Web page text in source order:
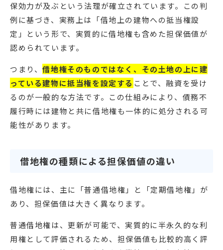
保効力が及ぶという法理が確立されています。この判
例に基づき、実務上は「借地上の建物への抵当権設
定」という形で、実質的に借地権も含めた担保価値が
認められています。
つまり、借地権そのものではなく、その土地の上に建
っている建物に抵当権を設定する ことで、融資を受け
るのが一般的な方法です。この仕組みにより、債務不
履行時には建物と共に借地権も一体的に処分される可
能性があります。
借地権の種類による担保価値の違い
借地権には、主に「普通借地権」と「定期借地権」が
あり、担保価値は大きく異なります。
普通借地権は、更新が可能で、実質的に半永久的な利
用権として評価されるため、担保価値も比較的高く評